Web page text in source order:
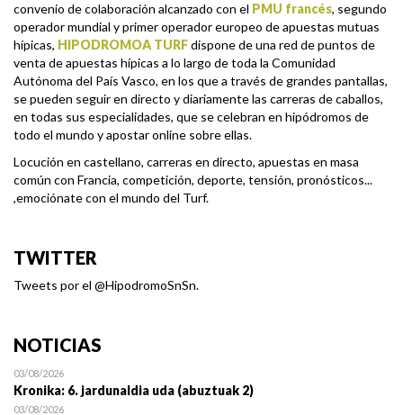
convenio de colaboración alcanzado con el PMU francés, segundo
operador mundial y primer operador europeo de apuestas mutuas
hípicas, HIPODROMOA TURFdispone de una red de puntos de
venta de apuestas hípicas a lo largo de toda la Comunidad
Autónoma del País Vasco, en los que a través de grandes pantallas,
se pueden seguir en directo y diariamente las carreras de caballos,
en todas sus especialidades, que se celebran en hipódromos de
todo el mundo y apostar online sobre ellas.
Locución en castellano, carreras en directo, apuestas en masa
común con Francia, competición, deporte, tensión, pronósticos...
,emociónate con el mundo del Turf.
TWITTER
Tweets por el @HipodromoSnSn.
NOTICIAS
03/08/2026
Kronika: 6. jardunaldia uda (abuztuak 2)
03/08/2026